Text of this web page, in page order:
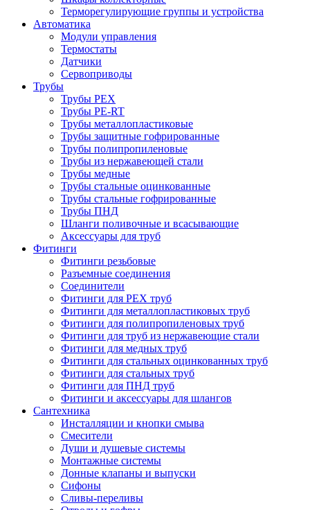
Терморегулирующие группы и устройства
Автоматика
Модули управления
Термостаты
Датчики
Сервоприводы
Трубы
Трубы PEX
Трубы PE-RT
Трубы металлопластиковые
Трубы защитные гофрированные
Трубы полипропиленовые
Трубы из нержавеющей стали
Трубы медные
Трубы стальные оцинкованные
Трубы стальные гофрированные
Трубы ПНД
Шланги поливочные и всасывающие
Аксессуары для труб
Фитинги
Фитинги резьбовые
Разъемные соединения
Соединители
Фитинги для PEX труб
Фитинги для металлопластиковых труб
Фитинги для полипропиленовых труб
Фитинги для труб из нержавеющие стали
Фитинги для медных труб
Фитинги для стальных оцинкованных труб
Фитинги для стальных труб
Фитинги для ПНД труб
Фитинги и аксессуары для шлангов
Сантехника
Инсталляции и кнопки смыва
Смесители
Души и душевые системы
Монтажные системы
Донные клапаны и выпуски
Сифоны
Сливы-переливы